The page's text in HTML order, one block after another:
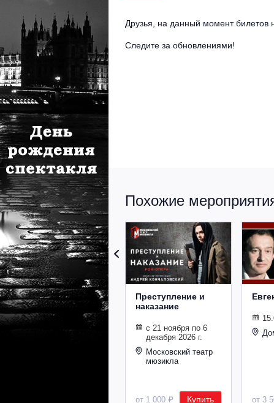
Друзья, на данный момент билетов
Следите за обновлениями!
Похожие
Преступление и
наказание
с 21 ноября по 6
декабря 2026 г.
Московский театр
мюзикла
от 1 000 ₽ Купить от 3